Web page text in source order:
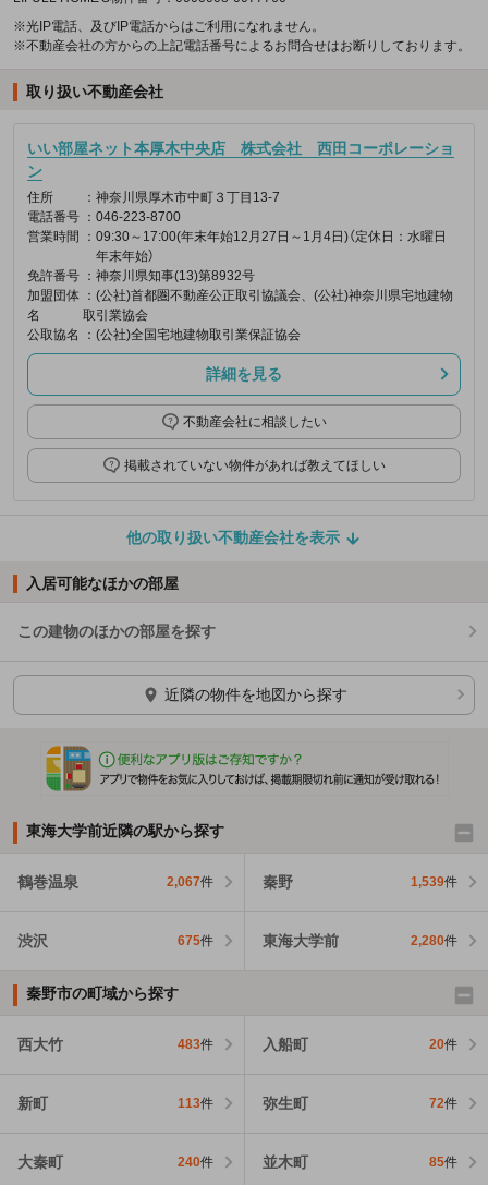
※光IP電話、及びIP電話からはご利用になれません。
※不動産会社の方からの上記電話番号によるお問合せはお断りしております。
取り扱い不動産会社
いい部屋ネット本厚木中央店 株式会社 西田コーポレーショ
ン
住所
：神奈川県厚木市中町３丁目13-7
電話番号 ：046-223-8700
営業時間
：09:30～17:00(年末年始12月27日～1月4日)（定休日：水曜日
年末年始）
免許番号 ：神奈川県知事(13)第8932号
加盟団体
名
：(公社)首都圏不動産公正取引協議会、(公社)神奈川県宅地建物
取引業協会
公取協名
：(公社)全国宅地建物取引業保証協会
詳細を見る
不動産会社に相談したい
掲載されていない物件があれば教えてほしい
他の取り扱い不動産会社を表示
入居可能なほかの部屋
この建物のほかの部屋を探す
ほかの部屋を検索中…
近隣の物件を地図から探す
東海大学前近隣の駅から探す
鶴巻温泉 2,067件 秦野 1,539件
渋沢 675件 東海大学前 2,280件
秦野市の町域から探す
西大竹 483件 入船町 20件
新町 113件 弥生町 72件
大秦町 240件 並木町 85件